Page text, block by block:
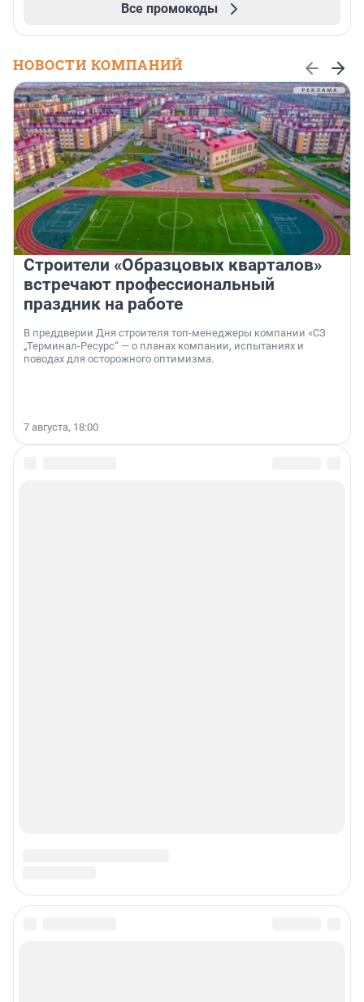
Все промокоды
НОВОСТИ КОМПАНИЙ
Строители «Образцовых кварталов»
встречают профессиональный
праздник на работе
В преддверии Дня строителя топ-менеджеры компании «СЗ
„Терминал-Ресурс“ — о планах компании, испытаниях и
поводах для осторожного оптимизма.
7 августа, 18:00